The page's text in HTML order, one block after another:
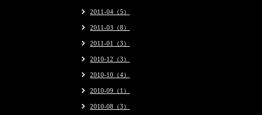
2011-04（5）
2011-03（8）
2011-01（3）
2010-12（3）
2010-10（4）
2010-09（1）
2010-08（3）